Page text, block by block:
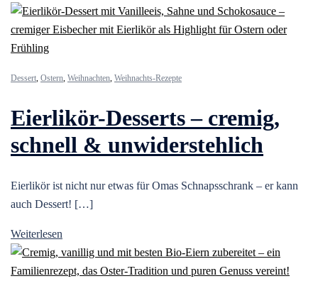
Dessert, Ostern, Weihnachten, Weihnachts-Rezepte
Eierlikör-Desserts – cremig,
schnell & unwiderstehlich
Eierlikör ist nicht nur etwas für Omas Schnapsschrank – er kann
auch Dessert! […]
Weiterlesen